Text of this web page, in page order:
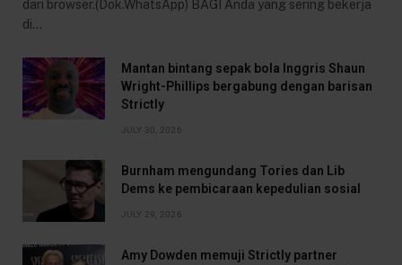
dari browser.(Dok.WhatsApp) BAGI Anda yang sering bekerja
di…
Mantan bintang sepak bola Inggris Shaun
Wright-Phillips bergabung dengan barisan
Strictly
JULY 30, 2026
Burnham mengundang Tories dan Lib
Dems ke pembicaraan kepedulian sosial
JULY 29, 2026
Amy Dowden memuji Strictly partner